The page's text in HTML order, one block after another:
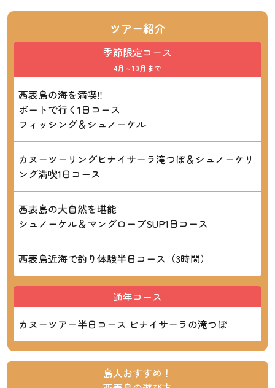
ツアー紹介
季節限定コース
4月～10月まで
西表島の海を満喫‼
ボートで行く1日コース
フィッシング＆シュノーケル
カヌーツーリングピナイサーラ滝つぼ＆シュノーケリ
ング満喫1日コース
西表島の大自然を堪能
シュノーケル＆マングローブSUP1日コース
西表島近海で釣り体験半日コース（3時間）
通年コース
カヌーツアー半日コース ピナイサーラの滝つぼ
島人おすすめ！